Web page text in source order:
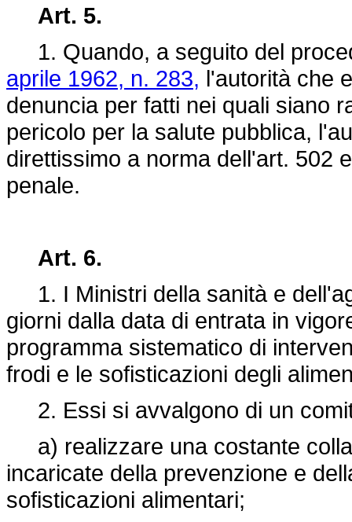
Art. 5.
1. Quando, a seguito del
aprile 1962, n. 283, l'autorità che
denuncia per fatti nei quali siano
pericolo per la salute pubblica,
direttissimo a norma dell'art. 502
penale.
Art. 6.
1. I Ministri della sanità e
giorni dalla data di entrata in
programma sistematico di
frodi e le sofisticazioni degli
2. Essi si avvalgono di un
a) realizzare una costante
incaricate della prevenzione e
sofisticazioni alimentari;